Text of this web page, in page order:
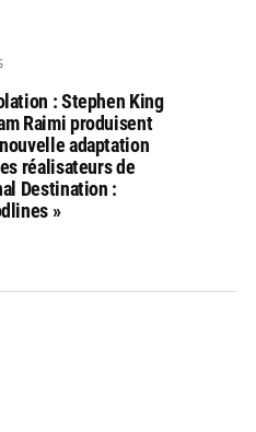
: Stephen King
Raimi produisent
adaptation
réalisateurs de
Destination :
»